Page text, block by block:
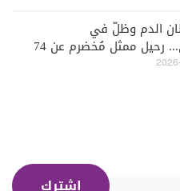
الدم وظلّ في
المستشفى... رحيل ممثل مُخضرم عن 74
إشترك